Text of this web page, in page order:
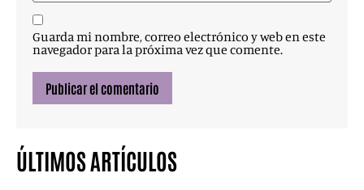
Guarda mi nombre, correo electrónico y web en este
navegador para la próxima vez que comente.
ÚLTIMOS ARTÍCULOS